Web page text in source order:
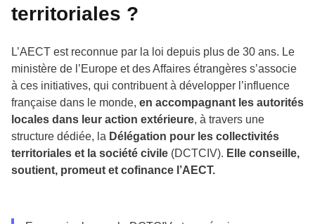
territoriales ?
L’AECT est reconnue par la loi depuis plus de 30 ans. Le
ministère de l’Europe et des Affaires étrangères s’associe
à ces initiatives, qui contribuent à développer l’influence
française dans le monde, en accompagnant les autorités
locales dans leur action extérieure, à travers une
structure dédiée, la Délégation pour les collectivités
territoriales et la société civile (DCTCIV). Elle conseille,
soutient, promeut et cofinance l’AECT.